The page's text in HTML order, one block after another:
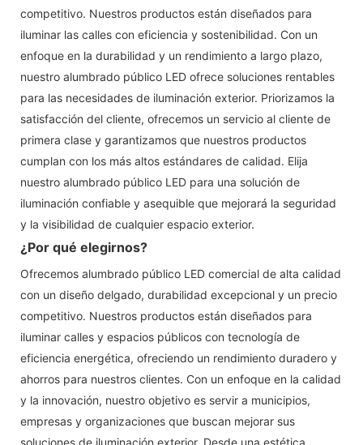
competitivo. Nuestros productos están diseñados para
iluminar las calles con eficiencia y sostenibilidad. Con un
enfoque en la durabilidad y un rendimiento a largo plazo,
nuestro alumbrado público LED ofrece soluciones rentables
para las necesidades de iluminación exterior. Priorizamos la
satisfacción del cliente, ofrecemos un servicio al cliente de
primera clase y garantizamos que nuestros productos
cumplan con los más altos estándares de calidad. Elija
nuestro alumbrado público LED para una solución de
iluminación confiable y asequible que mejorará la seguridad
y la visibilidad de cualquier espacio exterior.
¿Por qué elegirnos?
Ofrecemos alumbrado público LED comercial de alta calidad
con un diseño delgado, durabilidad excepcional y un precio
competitivo. Nuestros productos están diseñados para
iluminar calles y espacios públicos con tecnología de
eficiencia energética, ofreciendo un rendimiento duradero y
ahorros para nuestros clientes. Con un enfoque en la calidad
y la innovación, nuestro objetivo es servir a municipios,
empresas y organizaciones que buscan mejorar sus
soluciones de iluminación exterior. Desde una estética